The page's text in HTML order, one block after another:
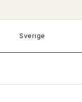
to
contentSverige